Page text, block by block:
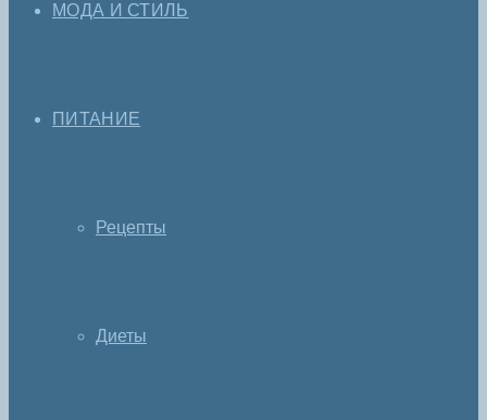
МОДА И СТИЛЬ
ПИТАНИЕ
Рецепты
Диеты